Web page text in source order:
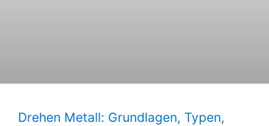
Drehen Metall: Grundlagen, Typen,